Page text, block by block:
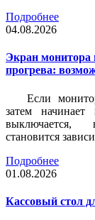
Подробнее
04.08.2026
Экран монитора
прогрева:
Если
затем начинает
выключается,
становится
Подробнее
01.08.2026
Кассовый стол